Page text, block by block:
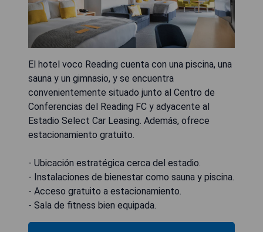
El hotel voco Reading cuenta con una piscina, una
sauna y un gimnasio, y se encuentra
convenientemente situado junto al Centro de
Conferencias del Reading FC y adyacente al
Estadio Select Car Leasing. Además, ofrece
estacionamiento gratuito.
- Ubicación estratégica cerca del estadio.
- Instalaciones de bienestar como sauna y piscina.
- Acceso gratuito a estacionamiento.
- Sala de fitness bien equipada.